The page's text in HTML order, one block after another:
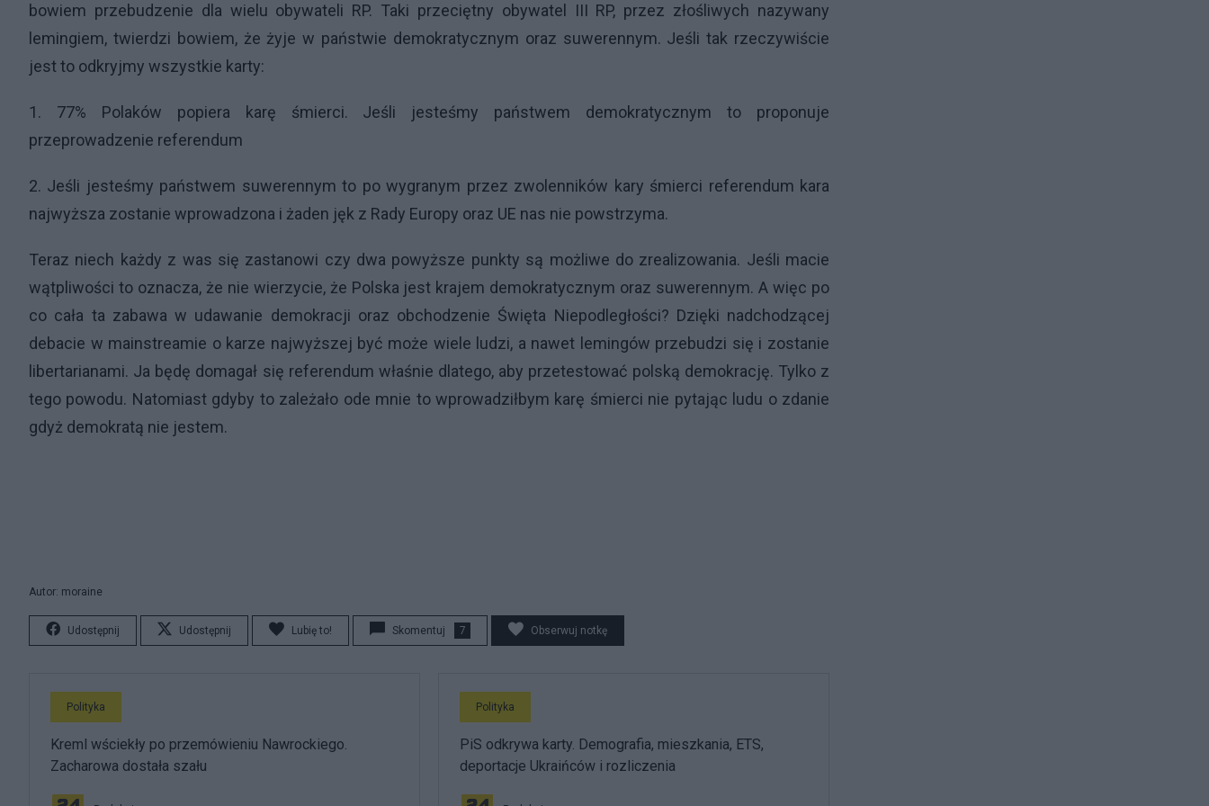
bowiem przebudzenie dla wielu obywateli RP. Taki przeciętny obywatel III RP, przez złośliwych nazywany
lemingiem, twierdzi bowiem, że żyje w państwie demokratycznym oraz suwerennym. Jeśli tak rzeczywiście
jest to odkryjmy wszystkie karty:
1. 77% Polaków popiera karę śmierci. Jeśli jesteśmy państwem demokratycznym to proponuje
przeprowadzenie referendum
2. Jeśli jesteśmy państwem suwerennym to po wygranym przez zwolenników kary śmierci referendum kara
najwyższa zostanie wprowadzona i żaden jęk z Rady Europy oraz UE nas nie powstrzyma.
Teraz niech każdy z was się zastanowi czy dwa powyższe punkty są możliwe do zrealizowania. Jeśli macie
wątpliwości to oznacza, że nie wierzycie, że Polska jest krajem demokratycznym oraz suwerennym. A więc po
co cała ta zabawa w udawanie demokracji oraz obchodzenie Święta Niepodległości? Dzięki nadchodzącej
debacie w mainstreamie o karze najwyższej być może wiele ludzi, a nawet lemingów przebudzi się i zostanie
libertarianami. Ja będę domagał się referendum właśnie dlatego, aby przetestować polską demokrację. Tylko z
tego powodu. Natomiast gdyby to zależało ode mnie to wprowadziłbym karę śmierci nie pytając ludu o zdanie
gdyż demokratą nie jestem.
Autor: moraine
Udostępnij Udostępnij Lubię to! Skomentuj 7 Obserwuj notkę
Polityka
Kreml wściekły po przemówieniu Nawrockiego.
Zacharowa dostała szału
Polityka
PiS odkrywa karty. Demografia, mieszkania, ETS,
deportacje Ukraińców i rozliczenia